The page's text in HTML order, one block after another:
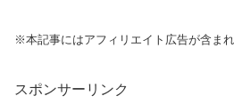
※本記事にはアフィリエイト広告が含まれ
スポンサーリンク